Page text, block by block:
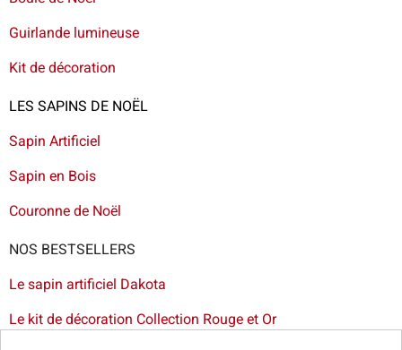
Guirlande lumineuse
Kit de décoration
LES SAPINS DE NOËL
Sapin Artificiel
Sapin en Bois
Couronne de Noël
NOS BESTSELLERS
Le sapin artificiel Dakota
Le kit de décoration Collection Rouge et Or